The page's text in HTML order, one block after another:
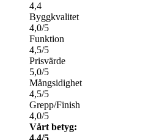
4,4
Byggkvalitet
4,0/5
Funktion
4,5/5
Prisvärde
5,0/5
Mångsidighet
4,5/5
Grepp/Finish
4,0/5
Vårt betyg: